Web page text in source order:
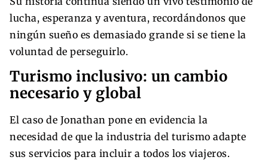
lucha, esperanza y aventura, recordándonos que
ningún sueño es demasiado grande si se tiene la
voluntad de perseguirlo.
Turismo inclusivo: un cambio
necesario y global
El caso de Jonathan pone en evidencia la
necesidad de que la industria del turismo adapte
sus servicios para incluir a todos los viajeros.